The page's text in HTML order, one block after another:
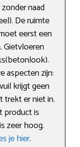
naad
De ruimte
eerst een
Gietvloeren
aspecten zijn:
krijgt geen
trekt er niet in.
product is
zeer hoog.
je hier.